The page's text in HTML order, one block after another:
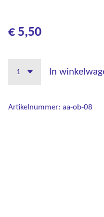
€ 5,50
In
Artikelnummer: aa-ob-08